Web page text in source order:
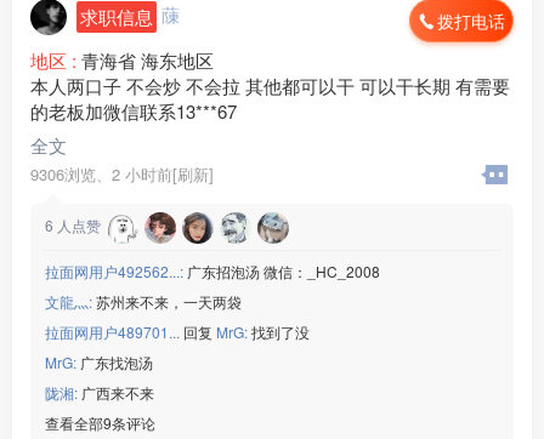
【延锋座椅】
[玫瑰]年龄：18-45 周岁
[玫瑰]生产：汽车座椅
[玫瑰]班次：两班倒
[玫瑰]食宿: 包吃包住
[玫瑰]薪资：21元/小时
微信：www235350
【宁波奥克斯】
[玫瑰]年龄： 16-54 周岁
[玫瑰]生产：空调洗衣机
[玫瑰]班次：两班倒
[玫瑰]食宿：可住宿有福利餐
[玫瑰]薪资：19元/小时
微信：www235350
———————————
☑️ 广东区域工厂☑️
求职信息 蔯 拨打电话
地区 : 青海省 海东地区
本人两口子 不会炒 不会拉 其他都可以干 可以干长期 有需要
的老板加微信联系13***67
全文
9306浏览、 2 小时前[刷新]
6 人点赞
拉面网用户492562...: 广东招泡汤 微信：_HC_2008
文龍灬:苏州来不来，一天两袋
拉面网用户489701... 回复 MrG:找到了没
MrG: 广东找泡汤
陇湘: 广西来不来
查看全部9条评论